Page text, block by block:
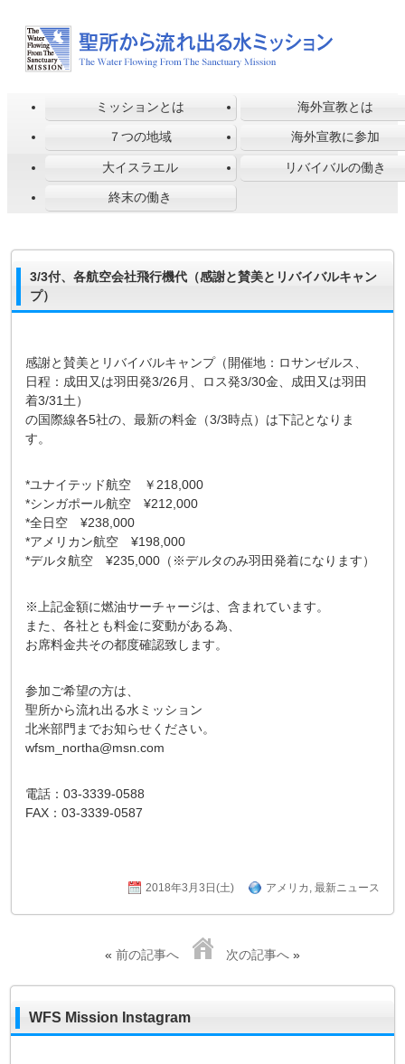
ミッションとは 海外宣教とは
７つの地域 海外宣教に参加
大イスラエル リバイバルの働き
終末の働き
3/3付、各航空会社飛行機代（感謝と賛美とリバイバルキャン
プ）
感謝と賛美とリバイバルキャンプ（開催地：ロサンゼルス、
日程：成田又は羽田発3/26月、ロス発3/30金、成田又は羽田
着3/31土）
の国際線各5社の、最新の料金（3/3時点）は下記となりま
す。
*ユナイテッド航空 ￥218,000
*シンガポール航空 ¥212,000
*全日空 ¥238,000
*アメリカン航空 ¥198,000
*デルタ航空 ¥235,000（※デルタのみ羽田発着になります）
※上記金額に燃油サーチャージは、含まれています。
また、各社とも料金に変動がある為、
お席料金共その都度確認致します。
参加ご希望の方は、
聖所から流れ出る水ミッション
北米部門までお知らせください。
wfsm_northa@msn.com
電話：03-3339-0588
FAX：03-3339-0587
2018年3月3日(土) アメリカ , 最新ニュース
« 前の記事へ 次の記事へ»
WFS Mission Instagram